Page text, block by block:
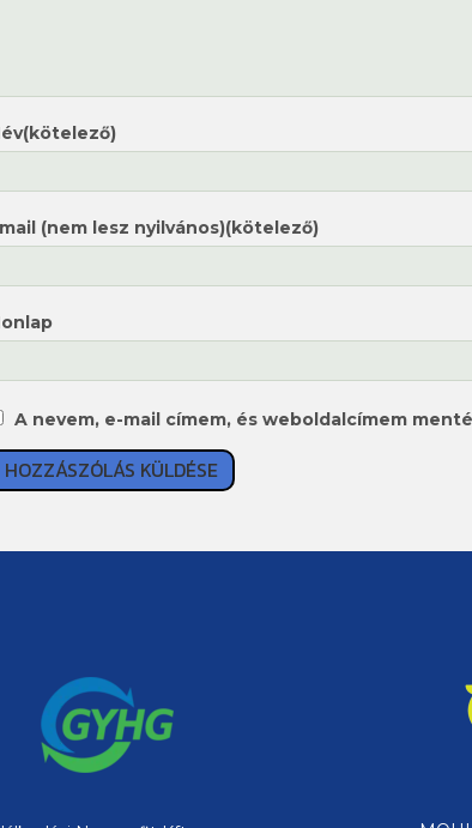
(nem lesz nyilvános)(kötelező)
A nevem, e-mail címem, és weboldalcímem